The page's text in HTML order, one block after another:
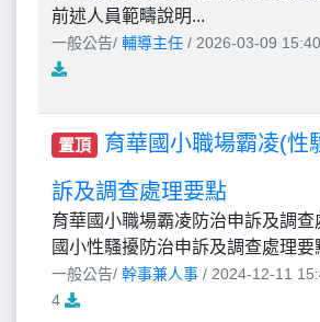
前述人員範疇說明...
一般公告/ 輔導主任 / 2026-03-09
置頂
育華國小職場霸凌(性
訴及調查處理要點
育華國小職場霸凌防治申訴及調查
國小性騷擾防治申訴及調查處理要
一般公告/ 幹事兼人事 / 2024-12-11
4